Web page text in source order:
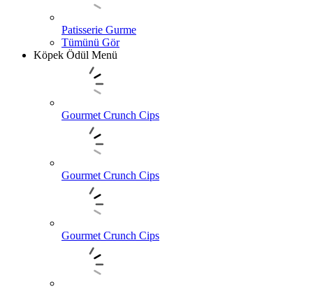
Patisserie Gurme
Tümünü Gör
Köpek Ödül Menü
Gourmet Crunch Cips
Gourmet Crunch Cips
Gourmet Crunch Cips